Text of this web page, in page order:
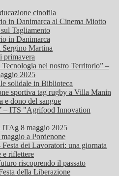
cinofila
in Danimarca al Cinema Miotto
Tagliamento
in Danimarca
Sergino Martina
primavera
Tecnologia nel nostro Territorio” –
2025
solidale in Biblioteca
sportiva tag rugby a Villa Manin
e dono del sangue
– ITS "Agrifood Innovation
ITAg 8 maggio 2025
a Pordenone
Festa dei Lavoratori: una giornata
e riflettere
riscoprendo il passato
della Liberazione